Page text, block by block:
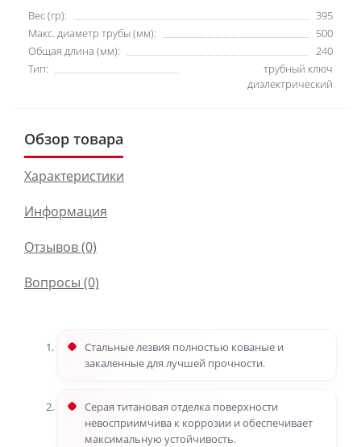
Вес (гр):
395
Макс. диаметр трубы (мм):
500
Общая длина (мм):
240
Тип:
трубный ключ
диэлектрический
Обзор товара
Характеристики
Информация
Отзывов (0)
Вопросы (0)
Стальные лезвия полностью кованые и
закаленные для лучшей прочности.
Серая титановая отделка поверхности
невосприимчива к коррозии и обеспечивает
максимальную устойчивость.